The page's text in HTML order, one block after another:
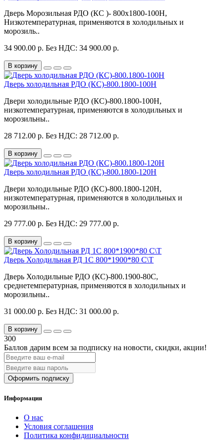
Дверь Морозильная РДО (КС )- 800х1800-100Н,
Низкотемпературная, применяются в холодильных и
морозиль..
34 900.00 р. Без НДС: 34 900.00 р.
В корзину
Дверь холодильная РДО (КС)-800.1800-100Н
Двери холодильные РДО (КС)-800.1800-100Н,
низкотемпературная, применяются в холодильных и
морозильны..
28 712.00 р. Без НДС: 28 712.00 р.
В корзину
Дверь холодильная РДО (КС)-800.1800-120Н
Двери холодильные РДО (КС)-800.1800-120Н,
низкотемпературная, применяются в холодильных и
морозильны..
29 777.00 р. Без НДС: 29 777.00 р.
В корзину
Дверь Холодильная РД 1С 800*1900*80 С\Т
Дверь Холодильные РДО (КС)-800.1900-80С,
среднетемпературная, применяются в холодильных и
морозильны..
31 000.00 р. Без НДС: 31 000.00 р.
В корзину
300
Баллов дарим всем за подписку на новости, скидки, акции!
Оформить подписку
Информация
О нас
Условия соглашения
Политика конфидициальности